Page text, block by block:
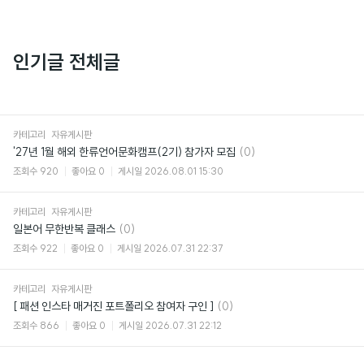
인기글 전체글
카테고리 자유게시판
'27년 1월 해외 한류언어문화캠프(2기) 참가자 모집 댓
(0)
조회수 920 좋아요 0 게시일 2026.08.01 15:30
카테고리 자유게시판
일본어 무한반복 클래스 댓
글
(0)
조회수 922 좋아요 0 게시일 2026.07.31 22:37
카테고리 자유게시판
[ 패션 인스타 매거진 포트폴리오 참여자 구인 ] 댓
글
(0)
조회수 866 좋아요 0 게시일 2026.07.31 22:12